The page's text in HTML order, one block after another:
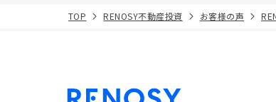
TOP RENOSY不動産投資 お客様の声